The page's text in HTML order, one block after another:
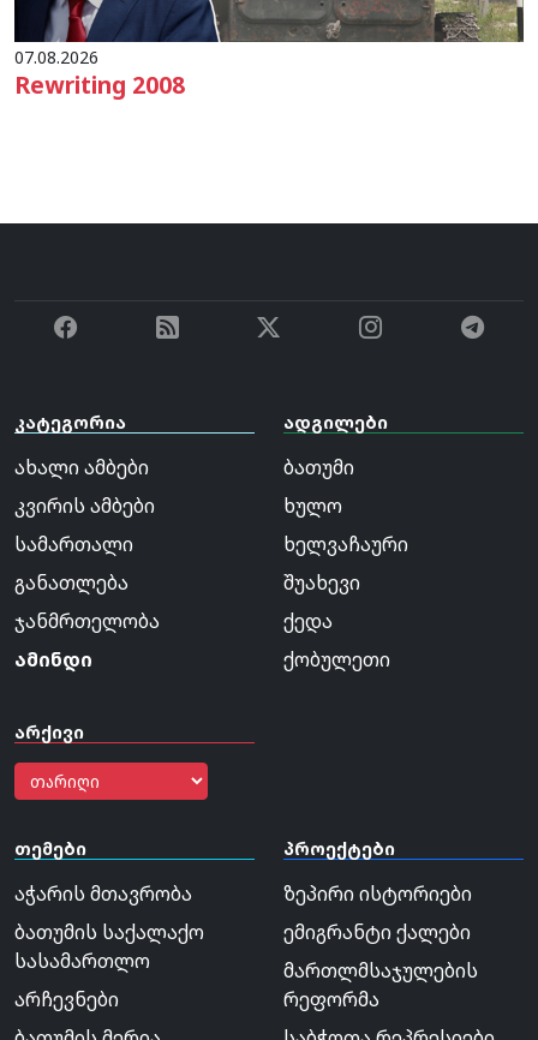
07.08.2026
Rewriting 2008
კატეგორია
ახალი ამბები
კვირის ამბები
სამართალი
განათლება
ჯანმრთელობა
ამინდი
არქივი
ადგილები
ბათუმი
ხულო
ხელვაჩაური
შუახევი
ქედა
ქობულეთი
თემები
აჭარის მთავრობა
ბათუმის საქალაქო
სასამართლო
არჩევნები
პროექტები
ზეპირი ისტორიები
ემიგრანტი ქალები
მართლმსაჯულების
რეფორმა